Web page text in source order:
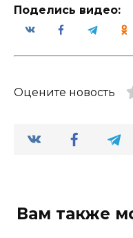
Поделись видео:
Оцените новость
Вам также